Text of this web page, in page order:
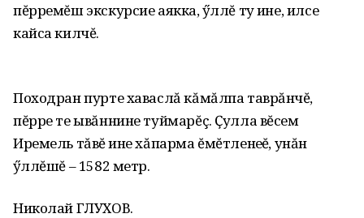
пĕрремĕш экскурсие аякка, ҫӳллĕ ту ҫине, илсе
кайса килчĕ.
Походран пурте хаваслă кăмăлпа таврăнчĕҫ,
пĕрре те ывăннине туймарĕç. Ҫулла вĕсем
Иремель тăвĕ ҫине хăпарма ĕмĕтленеҫҫĕ, унăн
ҫӳллĕшĕ – 1582 метр.
Николай ГЛУХОВ.